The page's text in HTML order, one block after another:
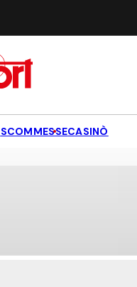
SCOMMESSECASINÒ